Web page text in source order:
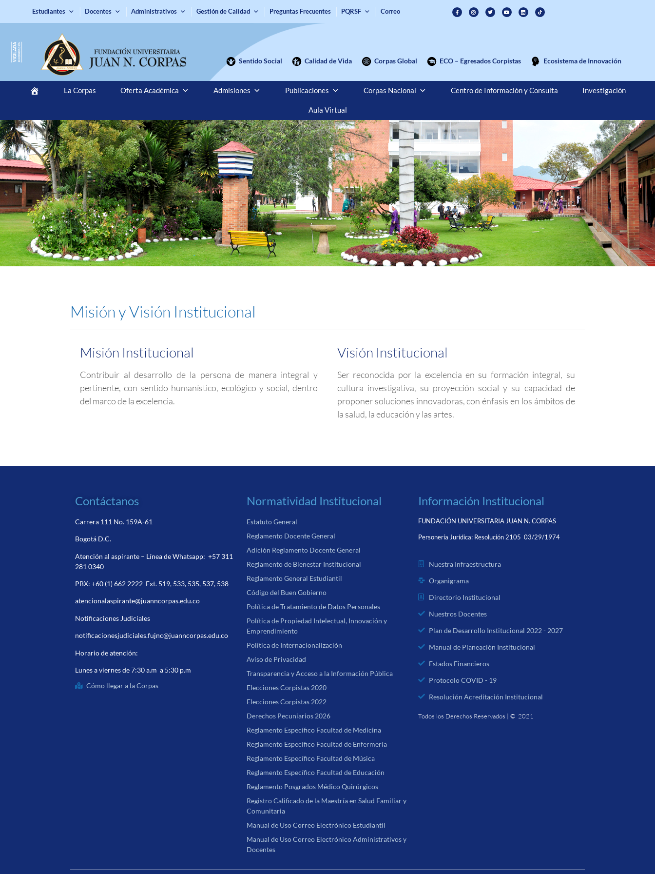
Estudiantes Docentes Administrativos Gestión de Calidad Preguntas Frecuentes PQRSF Correo
Sentido Social Calidad de Vida Corpas Global ECO – Egresados Corpistas Ecosistema de Innovación
La Corpas Oferta Académica Admisiones Publicaciones Corpas Nacional Centro de Información y Consulta Investigación
Aula Virtual
Misión y Visión Institucional
Misión Institucional
Contribuir al desarrollo de la persona de manera integral y
pertinente, con sentido humanístico, ecológico y social, dentro
del marco de la excelencia.
Visión Institucional
Ser reconocida por la excelencia en su formación integral, su
cultura investigativa, su proyección social y su capacidad de
proponer soluciones innovadoras, con énfasis en los ámbitos de
la salud, la educación y las artes.
Contáctanos
Carrera 111 No. 159A-61
Bogotá D.C.
Atención al aspirante – Línea de Whatsapp:+57 311
281 0340
PBX:+60 (1) 662 2222 Ext. 519, 533, 535, 537, 538
atencionalaspirante@juanncorpas.edu.co
Notificaciones Judiciales
notificacionesjudiciales.fujnc@juanncorpas.edu.co
Horario de atención:
Lunes a viernes de 7:30 a.m a 5:30 p.m
Cómo llegar a la Corpas
Normatividad Institucional
Estatuto General
Reglamento Docente General
Adición Reglamento Docente General
Reglamento de Bienestar Institucional
Reglamento General Estudiantil
Código del Buen Gobierno
Política de Tratamiento de Datos Personales
Política de Propiedad Intelectual, Innovación y
Emprendimiento
Política de Internacionalización
Aviso de Privacidad
Transparencia y Acceso a la Información Pública
Elecciones Corpistas 2020
Elecciones Corpistas 2022
Derechos Pecuniarios 2026
Reglamento Específico Facultad de Medicina
Reglamento Específico Facultad de Enfermería
Reglamento Específico Facultad de Música
Reglamento Específico Facultad de Educación
Reglamento Posgrados Médico Quirúrgicos
Registro Calificado de la Maestría en Salud Familiar y
Comunitaria
Manual de Uso Correo Electrónico Estudiantil
Manual de Uso Correo Electrónico Administrativos y
Docentes
Información Institucional
FUNDACIÓN UNIVERSITARIA JUAN N. CORPAS
Personería Jurídica: Resolución 2105 03/29/1974
Nuestra Infraestructura
Organigrama
Directorio Institucional
Nuestros Docentes
Plan de Desarrollo Institucional 2022 - 2027
Manual de Planeación Institucional
Estados Financieros
Protocolo COVID - 19
Resolución Acreditación Institucional
Todos los Derechos Reservados | © 2021